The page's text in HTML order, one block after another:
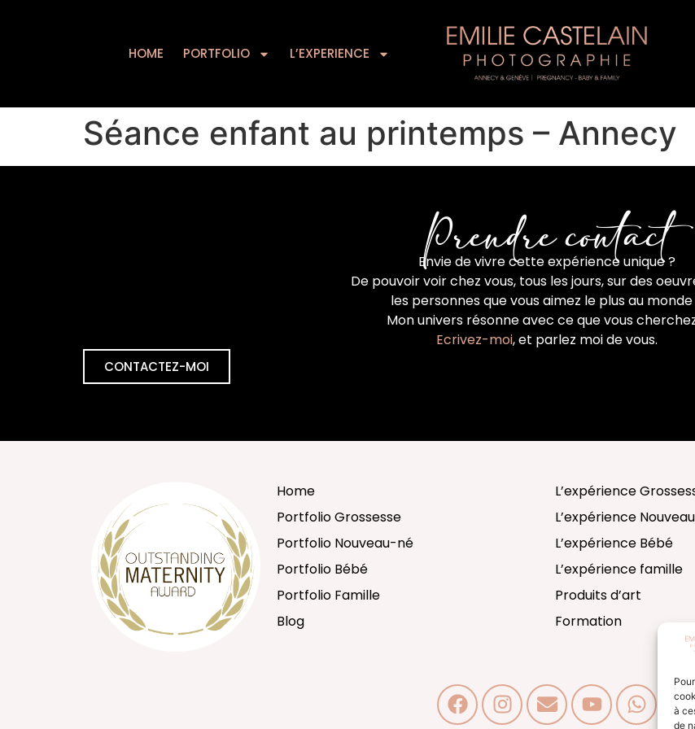
à
de
HOME PORTFOLIO L’EXPERIENCE
L’EXPERIENCE SUPPORTS D’ART
Séance enfant au printemps – Annecy
Prendre contact
Envie de vivre cette expérience unique ?
De pouvoir voir chez vous, tous les jours, sur des
les personnes que vous aimez le plus au monde
Mon univers résonne avec ce que vous
Ecrivez-moi, et parlez moi de vous.
CONTACTEZ-MOI
Home
Portfolio Grossesse
Portfolio Nouveau-né
Portfolio Bébé
Portfolio Famille
Blog
L’expérience
L’expérience
L’expérience Bébé
L’expérience famille
Produits d’art
Formation